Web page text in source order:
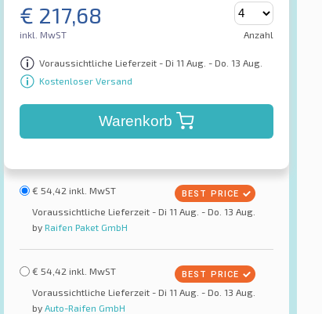
€ 217,68
inkl. MwST Anzahl
Voraussichtliche Lieferzeit - Di 11 Aug. - Do. 13 Aug.
Kostenloser Versand
Warenkorb
€ 54,42 inkl. MwST
Voraussichtliche Lieferzeit - Di 11 Aug. - Do. 13 Aug.
by Raifen Paket GmbH
€ 54,42 inkl. MwST
Voraussichtliche Lieferzeit - Di 11 Aug. - Do. 13 Aug.
by Auto-Raifen GmbH